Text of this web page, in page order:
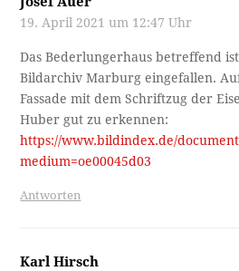
19. April 2021 um 12:47 Uhr
Das Bederlungerhaus betreffend
Bildarchiv Marburg eingefallen.
Fassade mit dem Schriftzug der
Huber gut zu erkennen:
https://www.bildindex.de/
medium=oe00045d03
Antworten
Karl Hirsch